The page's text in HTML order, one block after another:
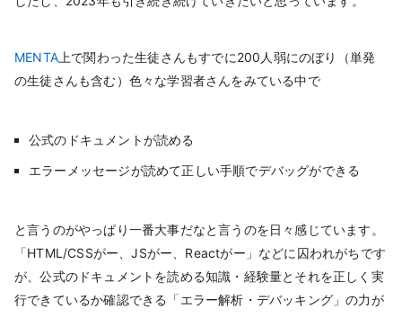
MENTA 上で関わった生徒さんもすでに200人弱にのぼり（単発
の生徒さんも含む）色々な学習者さんをみている中で
公式のドキュメントが読める
エラーメッセージが読めて正しい手順でデバッグができる
と言うのがやっぱり一番大事だなと言うのを日々感じています。
「HTML/CSSがー、JSがー、Reactがー」などに囚われがちです
が、公式のドキュメントを読める知識・経験量とそれを正しく実
行できているか確認できる「エラー解析・デバッキング」の力が